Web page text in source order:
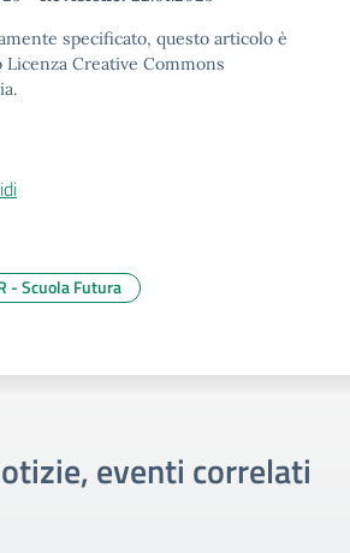
specificato, questo articolo è
Creative Commons
- Scuola Futura
eventi correlati